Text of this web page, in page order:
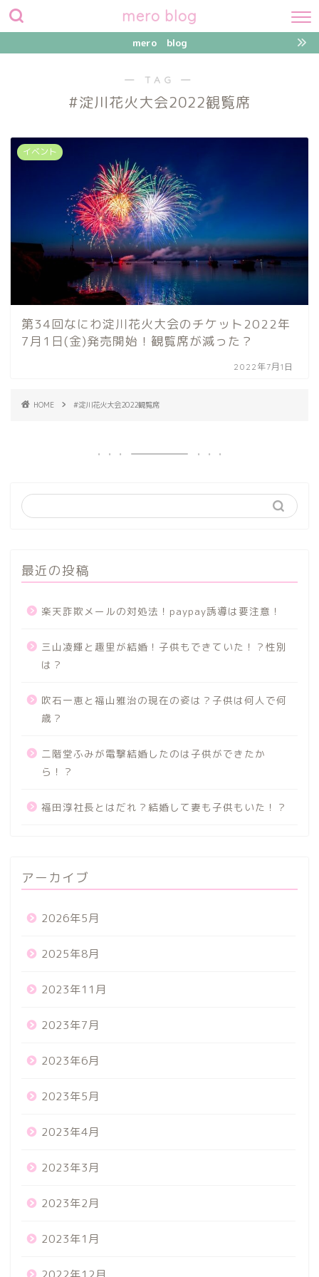
mero blog
mero blog
― TAG ―
#淀川花火大会2022観覧席
イベント
第34回なにわ淀川花火大会のチケット2022年
7月1日(金)発売開始！観覧席が減った？
2022年7月1日
HOME #淀川花火大会2022観覧席
最近の投稿
楽天詐欺メールの対処法！paypay誘導は要注意！
三山凌輝と趣里が結婚！子供もできていた！？性別
は？
吹石一恵と福山雅治の現在の姿は？子供は何人で何
歳？
二階堂ふみが電撃結婚したのは子供ができたか
ら！？
福田淳社長とはだれ？結婚して妻も子供もいた！？
アーカイブ
2026年5月
2025年8月
2023年11月
2023年7月
2023年6月
2023年5月
2023年4月
2023年3月
2023年2月
2023年1月